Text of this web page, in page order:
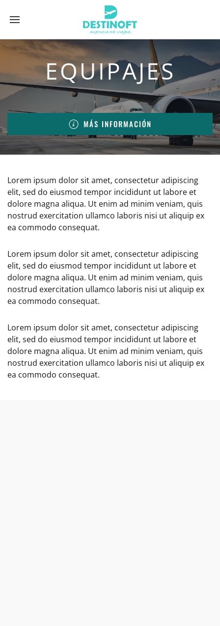
EQUIPAJES
MÁS INFORMACIÓN
Lorem ipsum dolor sit amet, consectetur adipiscing
elit, sed do eiusmod tempor incididunt ut labore et
dolore magna aliqua. Ut enim ad minim veniam, quis
nostrud exercitation ullamco laboris nisi ut aliquip ex
ea commodo consequat.
Lorem ipsum dolor sit amet, consectetur adipiscing
elit, sed do eiusmod tempor incididunt ut labore et
dolore magna aliqua. Ut enim ad minim veniam, quis
nostrud exercitation ullamco laboris nisi ut aliquip ex
ea commodo consequat.
Lorem ipsum dolor sit amet, consectetur adipiscing
elit, sed do eiusmod tempor incididunt ut labore et
dolore magna aliqua. Ut enim ad minim veniam, quis
nostrud exercitation ullamco laboris nisi ut aliquip ex
ea commodo consequat.